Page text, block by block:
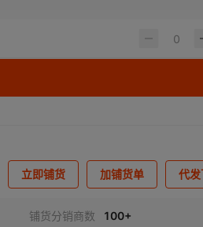
立即铺货 加铺货单 代
铺货分销商数
100+